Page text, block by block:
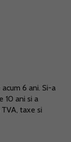
6 ani. Si-a
10 ani si a
taxe si